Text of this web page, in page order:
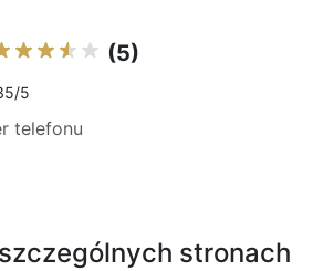
(5)
5
telefonu
stronach